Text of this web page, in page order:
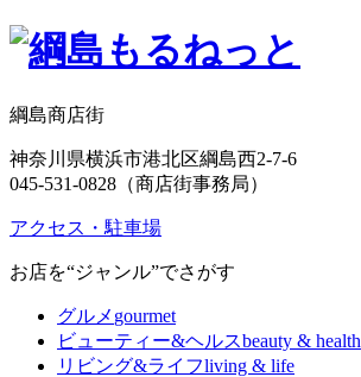
綱島商店街
神奈川県横浜市港北区綱島西2-7-6
045-531-0828（商店街事務局）
アクセス・駐車場
お店を“ジャンル”でさがす
グルメ gourmet
ビューティー&ヘルスbeauty & health
リビング&ライフliving & life